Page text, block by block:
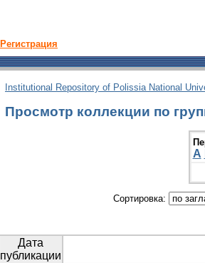
Регистрация
Institutional Repository of Polissia National
Просмотр коллекции по
А
Сортировка:
Дата
публикации